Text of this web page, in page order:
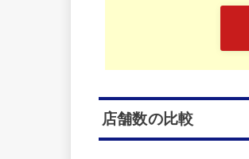
店舗数の比較